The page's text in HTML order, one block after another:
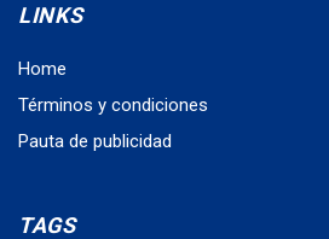
LINKS
Home
Términos y condiciones
Pauta de publicidad
TAGS